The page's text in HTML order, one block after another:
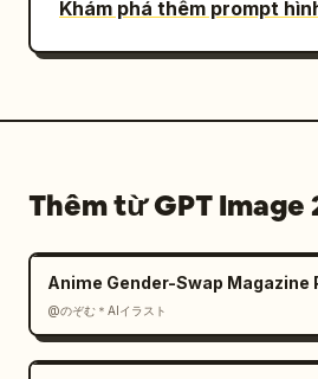
Khám phá thêm prompt
Thêm từ GPT Image
Anime Gender-Swap Magazine
@のぞむ＊AIイラスト